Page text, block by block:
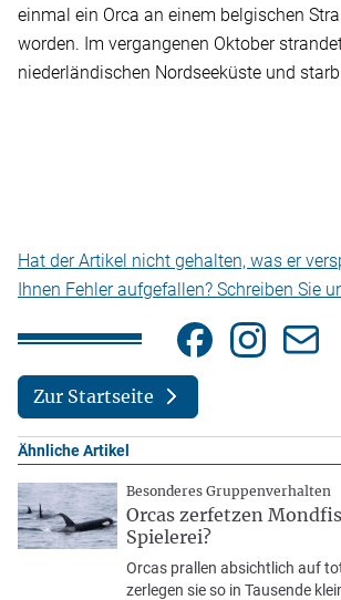
einmal ein Orca an einem belgischen
worden. Im vergangenen Oktober
niederländischen Nordseeküste und starb.
Hat der Artikel nicht gehalten, was er
Ihnen Fehler aufgefallen? Schreiben Sie
Zur Startseite
Ähnliche Artikel
Besonderes Gruppenverhalten
Orcas zerfetzen
Spielerei?
Orcas prallen absichtlich auf
zerlegen sie so in Tausende